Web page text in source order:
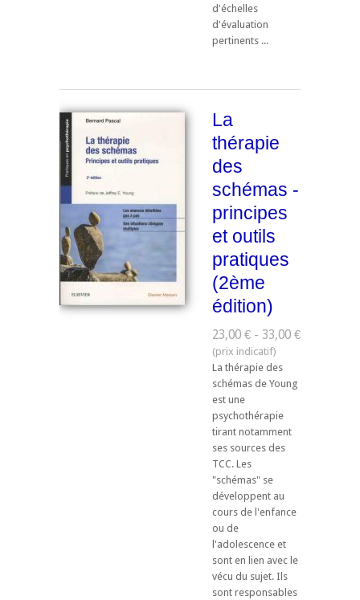
d'échelles
d'évaluation
pertinents ...
La
thérapie
des
schémas -
principes
et outils
pratiques
(2ème
édition)
23,00 € - 33,00 €
La thérapie des
schémas de Young
est une
psychothérapie
tirant notamment
ses sources des
TCC. Les
"schémas" se
développent au
cours de l'enfance
ou de
l'adolescence et
sont en lien avec le
vécu du sujet. Ils
sont responsables